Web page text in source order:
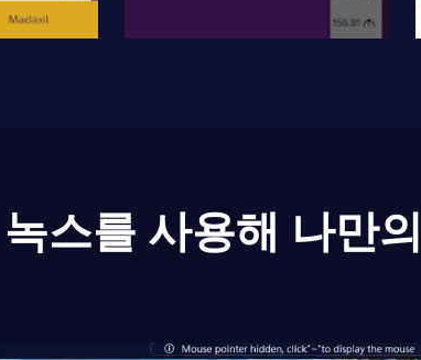
녹스를 사용해 나만